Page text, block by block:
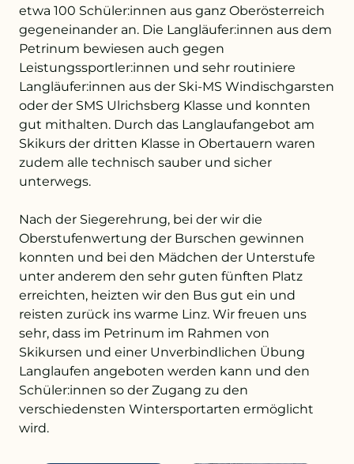
etwa 100 Schüler:innen aus ganz Oberösterreich
gegeneinander an. Die Langläufer:innen aus dem
Petrinum bewiesen auch gegen
Leistungssportler:innen und sehr routiniere
Langläufer:innen aus der Ski-MS Windischgarsten
oder der SMS Ulrichsberg Klasse und konnten
gut mithalten. Durch das Langlaufangebot am
Skikurs der dritten Klasse in Obertauern waren
zudem alle technisch sauber und sicher
unterwegs.
Nach der Siegerehrung, bei der wir die
Oberstufenwertung der Burschen gewinnen
konnten und bei den Mädchen der Unterstufe
unter anderem den sehr guten fünften Platz
erreichten, heizten wir den Bus gut ein und
reisten zurück ins warme Linz. Wir freuen uns
sehr, dass im Petrinum im Rahmen von
Skikursen und einer Unverbindlichen Übung
Langlaufen angeboten werden kann und den
Schüler:innen so der Zugang zu den
verschiedensten Wintersportarten ermöglicht
wird.